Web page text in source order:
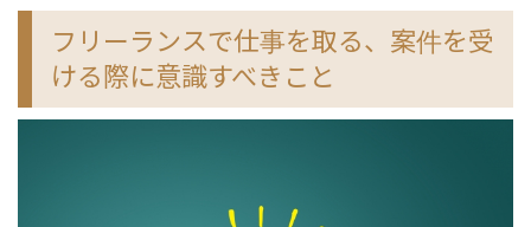
フリーランスで仕事を取る、案件を受
ける際に意識すべきこと